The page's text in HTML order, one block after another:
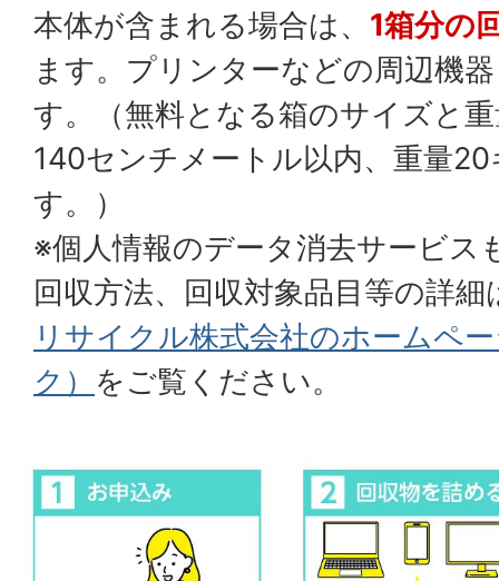
本体が含まれる場合は、 1箱分の
ます。プリンターなどの周辺機
す。（無料となる箱のサイズと
140センチメートル以内、重量
す。）
※個人情報のデータ消去サービス
回収方法、回収対象品目等の詳細
リサイクル株式会社のホームペ
ク） をご覧ください。